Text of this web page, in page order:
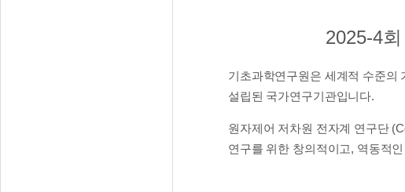
2025-4
기초과학연구원은 세계적 수준의
설립된 국가연구기관입니다.
원자제어 저차원 전자계 연구단
연구를 위한 창의적이고, 역동적